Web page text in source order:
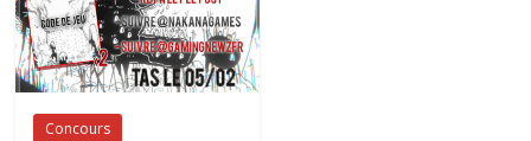
Concours